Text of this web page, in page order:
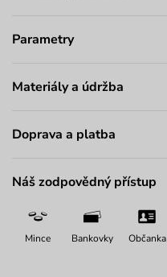
Parametry
Materiály a údržba
Doprava a platba
Náš zodpovědný přístup
Mince Bankovky Občanka